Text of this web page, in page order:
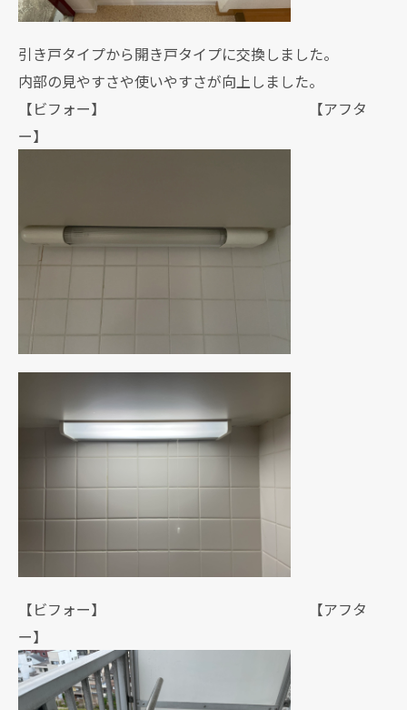
引き戸タイプから開き戸タイプに交換しました。
内部の見やすさや使いやすさが向上しました。
【ビフォー】 【アフタ
ー】
【ビフォー】 【アフタ
ー】